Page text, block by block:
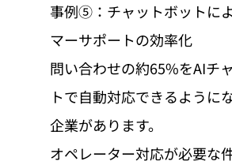
事例⑤：チャットボットに
マーサポートの効率化
問い合わせの約65%をAIチ
トで自動対応できるように
企業があります。
オペレーター対応が必要な